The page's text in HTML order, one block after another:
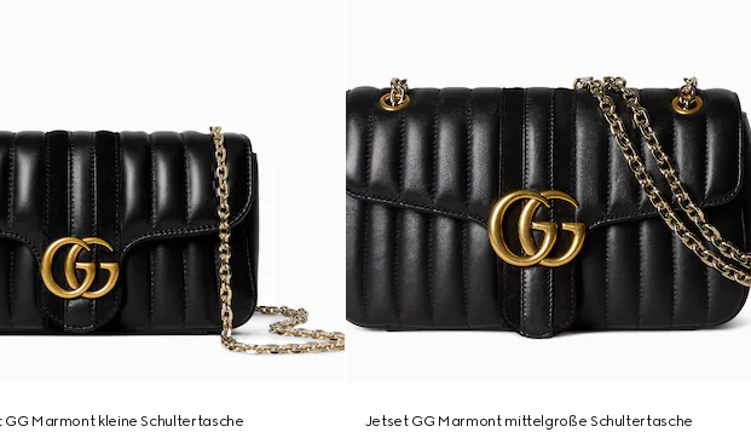
GG Marmont kleine Schultertasche
Jetset GG Marmont mittelgroße Schultertasche